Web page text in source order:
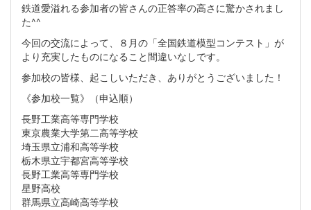
鉄道愛溢れる参加者の皆さんの正答率の高さに驚かされまし
た^^
今回の交流によって、８月の「全国鉄道模型コンテスト」が
より充実したものになること間違いなしです。
参加校の皆様、起こしいただき、ありがとうございました！
《参加校一覧》（申込順）
長野工業高等専門学校
東京農業大学第二高等学校
埼玉県立浦和高等学校
栃木県立宇都宮高等学校
長野工業高等専門学校
星野高校
群馬県立高崎高等学校